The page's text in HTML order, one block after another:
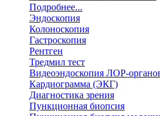
Подробнее...
Эндоскопия
Колоноскопия
Гастроскопия
Рентген
Тредмил тест
Видеоэндоскопия ЛОР-
Кардиограмма (ЭКГ)
Диагностика зрения
Пункционная биопсия